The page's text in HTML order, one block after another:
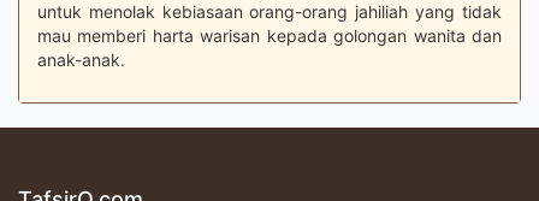
untuk menolak kebiasaan orang-orang jahiliah yang tidak
mau memberi harta warisan kepada golongan wanita dan
anak-anak.